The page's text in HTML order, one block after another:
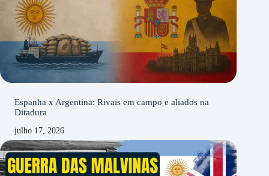
Espanha x Argentina: Rivais em campo e aliados na
Ditadura
julho 17, 2026